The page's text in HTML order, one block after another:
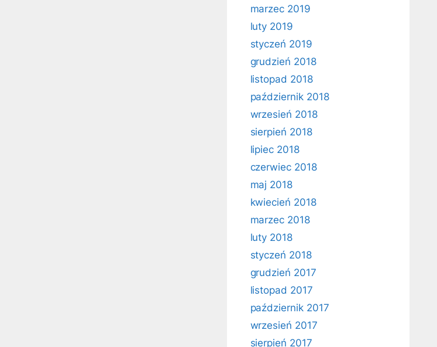
marzec 2019
luty 2019
styczeń 2019
grudzień 2018
listopad 2018
październik 2018
wrzesień 2018
sierpień 2018
lipiec 2018
czerwiec 2018
maj 2018
kwiecień 2018
marzec 2018
luty 2018
styczeń 2018
grudzień 2017
listopad 2017
październik 2017
wrzesień 2017
sierpień 2017